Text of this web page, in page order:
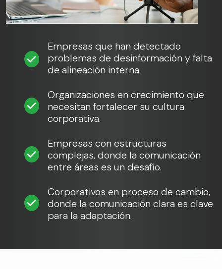
Empresas que han detectado
problemas de desinformación y falta
de alineación interna.
Organizaciones en crecimiento que
necesitan fortalecer su cultura
corporativa.
Empresas con estructuras
complejas, donde la comunicación
entre áreas es un desafío.
Corporativos en proceso de cambio,
donde la comunicación clara es clave
para la adaptación.